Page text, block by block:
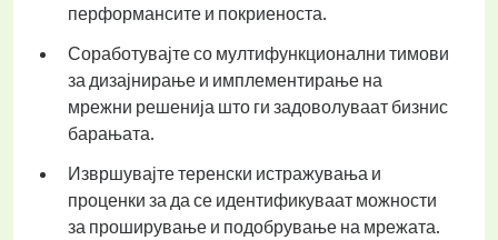
перформансите и покриеноста.
Соработувајте со мултифункционални тимови
за дизајнирање и имплементирање на
мрежни решенија што ги задоволуваат бизнис
барањата.
Извршувајте теренски истражувања и
проценки за да се идентификуваат можности
за проширување и подобрување на мрежата.